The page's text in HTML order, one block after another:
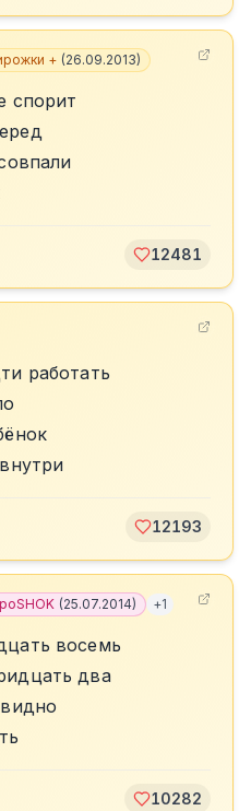
+ (26.09.2013)
спорит
12481
работать
12193
(25.07.2014) +1
восемь
два
10282